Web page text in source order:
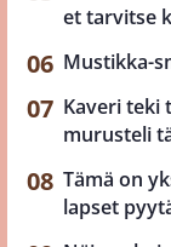
et tarvitse
Mustikka-
Kaveri teki
murusteli
Tämä on
lapset